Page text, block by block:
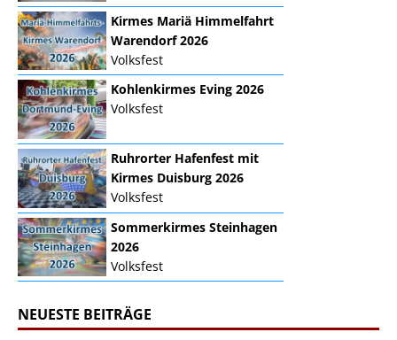
Kirmes Mariä Himmelfahrt
Warendorf 2026
Volksfest
Kohlenkirmes Eving 2026
Volksfest
Ruhrorter Hafenfest mit
Kirmes Duisburg 2026
Volksfest
Sommerkirmes Steinhagen
2026
Volksfest
NEUESTE BEITRÄGE